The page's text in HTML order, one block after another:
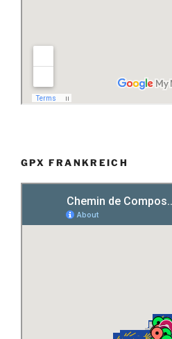
GPX FRANKREICH